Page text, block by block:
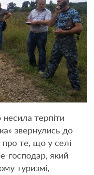
терпіти
звернулись до
про те, що у селі
господар, який
туризмі,